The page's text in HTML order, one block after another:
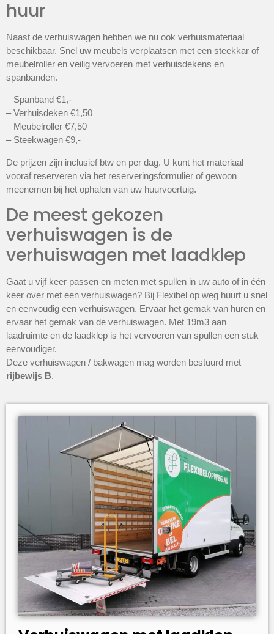
huur
Naast de verhuiswagen hebben we nu ook verhuismateriaal
beschikbaar. Snel uw meubels verplaatsen met een steekkar of
meubelroller en veilig vervoeren met verhuisdekens en
spanbanden.
– Spanband €1,-
– Verhuisdeken €1,50
– Meubelroller €7,50
– Steekwagen €9,-
De prijzen zijn inclusief btw en per dag. U kunt het materiaal
vooraf reserveren via het reserveringsformulier of gewoon
meenemen bij het ophalen van uw huurvoertuig.
De meest gekozen
verhuiswagen is de
verhuiswagen met laadklep
Gaat u vijf keer passen en meten met spullen in uw auto of in één
keer over met een verhuiswagen? Bij Flexibel op weg huurt u snel
en eenvoudig een verhuiswagen. Ervaar het gemak van huren en
ervaar het gemak van de verhuiswagen. Met 19m3 aan
laadruimte en de laadklep is het vervoeren van spullen een stuk
eenvoudiger.
Deze verhuiswagen / bakwagen mag worden bestuurd met
rijbewijs B.